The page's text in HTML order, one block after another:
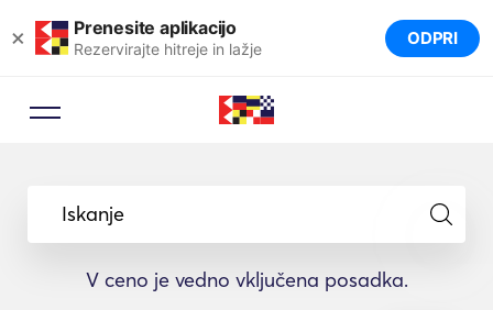
× Prenesite aplikacijo
Rezervirajte hitreje in lažje ODPRI
Iskanje
V ceno je vedno vključena posadka.